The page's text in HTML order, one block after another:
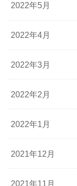
2022年5月
2022年4月
2022年3月
2022年2月
2022年1月
2021年12月
2021年11月